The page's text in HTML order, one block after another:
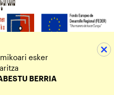
esker
BERRIA